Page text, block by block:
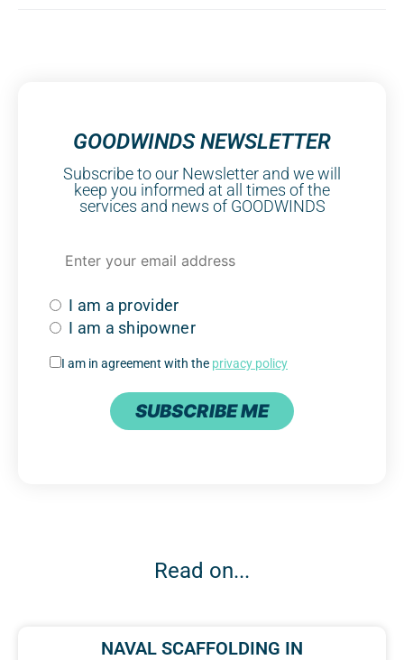
GOODWINDS NEWSLETTER
Subscribe to our Newsletter and we will
keep you informed at all times of the
services and news of GOODWINDS
I am a provider
I am a shipowner
I am in agreement with the privacy policy
SUBSCRIBE ME
Read on...
NAVAL SCAFFOLDING IN